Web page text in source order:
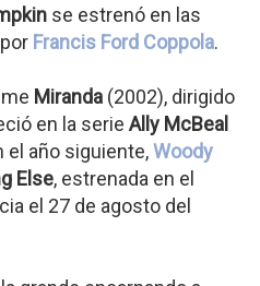
se estrenó en las
Francis Ford Coppola.
Miranda (2002), dirigido
en la serie Ally McBeal
el año siguiente,Woody
Else, estrenada en el
el 27 de agosto del